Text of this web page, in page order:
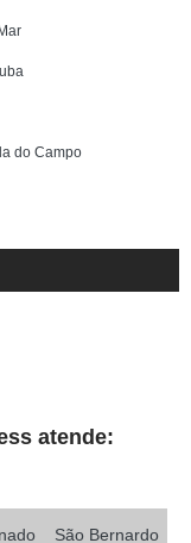
do Campo
atende:
São Bernardo